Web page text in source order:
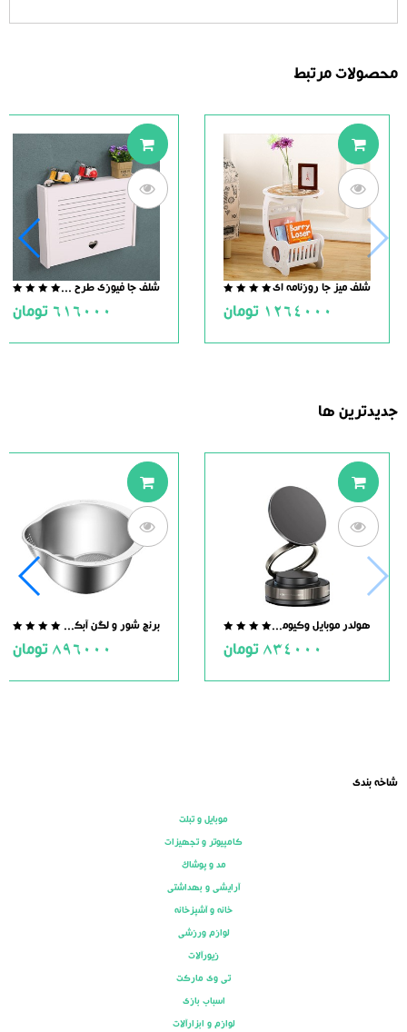
محصولات مرتبط
out
5
شلف میز جا روزنامه ای
1264000 تومان
5
شلف جا فیوزی طرح قلب
616000 تومان
جدیدترین ها
out
5
هولدر موبایل وکیومی مگنت دار
834000 تومان
5
برنج شور و لگن آبکش دار استیل
896000 تومان
شاخه بندی
موبایل و تبلت
کامپیوتر و تجهیزات
مد و پوشاک
آرایشی و بهداشتی
خانه و آشپزخانه
لوازم ورزشی
زیورآلات
تی وی مارکت
اسباب بازی
لوازم و ابزارآلات